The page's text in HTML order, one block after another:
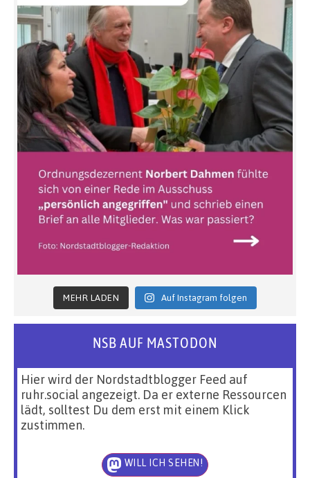
MEHR LADEN Auf Instagram folgen
NSB AUF MASTODON
Hier wird der Nordstadtblogger Feed auf
ruhr.social angezeigt. Da er externe Ressourcen
lädt, solltest Du dem erst mit einem Klick
zustimmen.
WILL ICH SEHEN!